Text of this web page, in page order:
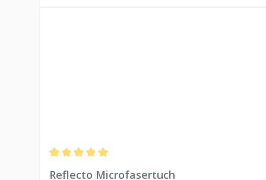
Reflecto Microfasertuch